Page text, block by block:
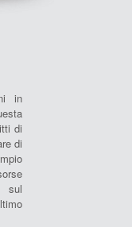
in
di
di
sul